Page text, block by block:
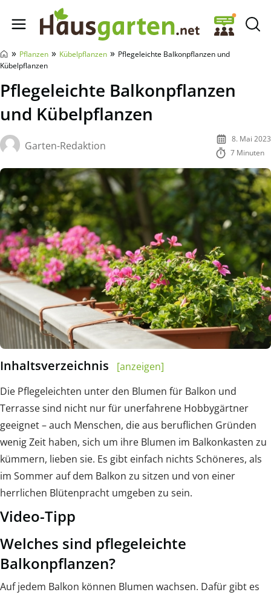
Hausgarten.net
» Pflanzen » Kübelpflanzen » Pflegeleichte Balkonpflanzen und
Kübelpflanzen
Pflegeleichte Balkonpflanzen
und Kübelpflanzen
Garten-Redaktion
8. Mai 2023
7 Minuten
Inhaltsverzeichnis
[anzeigen]
Die Pflegeleichten unter den Blumen für Balkon und
Terrasse sind nicht nur für unerfahrene Hobbygärtner
geeignet – auch Menschen, die aus beruflichen Gründen
wenig Zeit haben, sich um ihre Blumen im Balkonkasten zu
kümmern, lieben sie. Es gibt einfach nichts Schöneres, als
im Sommer auf dem Balkon zu sitzen und von einer
herrlichen Blütenpracht umgeben zu sein.
Video-Tipp
Welches sind pflegeleichte
Balkonpflanzen?
Auf jedem Balkon können Blumen wachsen. Dafür gibt es